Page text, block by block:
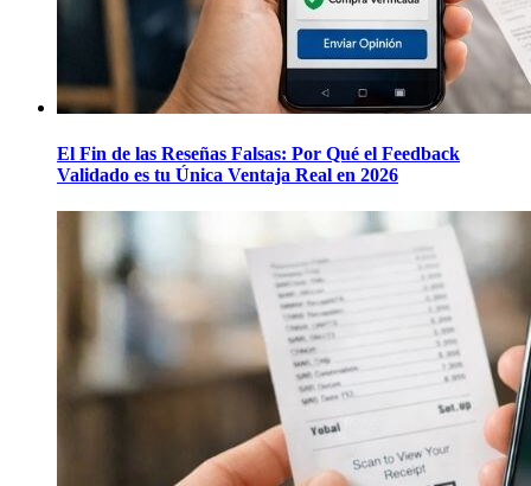
El Fin de las Reseñas Falsas: Por Qué el Feedback
Validado es tu Única Ventaja Real en 2026